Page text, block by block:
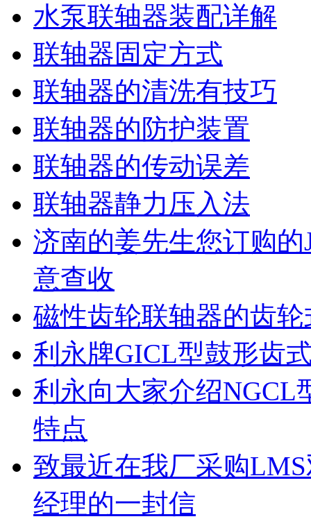
水泵联轴器装配详解
联轴器固定方式
联轴器的清洗有技巧
联轴器的防护装置
联轴器的传动误差
联轴器静力压入法
济南的姜先生您订购
意查收
磁性齿轮联轴器的齿
利永牌GICL型鼓形齿
利永向大家介绍NGCL
特点
致最近在我厂采购
经理的一封信